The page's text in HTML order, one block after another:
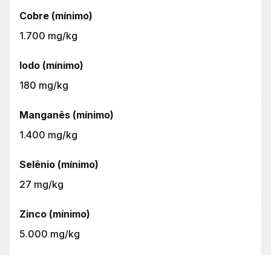
Cobre (mínimo)
1.700 mg/kg
Iodo (mínimo)
180 mg/kg
Manganês (mínimo)
1.400 mg/kg
Selênio (mínimo)
27 mg/kg
Zinco (mínimo)
5.000 mg/kg